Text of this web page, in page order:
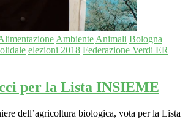
Ambiente Animali Bologna
elezioni 2018 Federazione Verdi ER
per la Lista INSIEME
dell’agricoltura biologica, vota per la Lista